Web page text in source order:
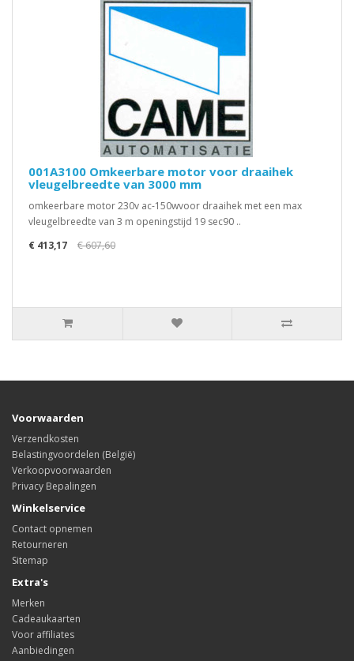
001A3100 Omkeerbare motor voor draaihek
vleugelbreedte van 3000 mm
omkeerbare motor 230v ac-150wvoor draaihek met een max
vleugelbreedte van 3 m openingstijd 19 sec90 ..
€ 413,17
€ 607,60
Voorwaarden
Verzendkosten
Belastingvoordelen (België)
Verkoopvoorwaarden
Privacy Bepalingen
Winkelservice
Contact opnemen
Retourneren
Sitemap
Extra's
Merken
Cadeaukaarten
Voor affiliates
Aanbiedingen